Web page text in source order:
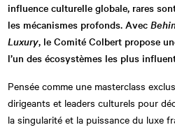
influence culturelle globale, rares
les mécanismes profonds. Avec
Luxury, le Comité Colbert propose
l’un des écosystèmes les plus
Pensée comme une masterclass
dirigeants et leaders culturels pour
la singularité et la puissance du luxe